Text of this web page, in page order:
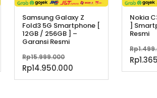
Samsung Galaxy Z
Fold3 5G Smartphone [
12GB / 256GB ] –
Garansi Resmi
Rp15.999.000
aslinya
adalah:
Rp14.950.000
saat
Nokia
]
Resmi
Rp
Rp